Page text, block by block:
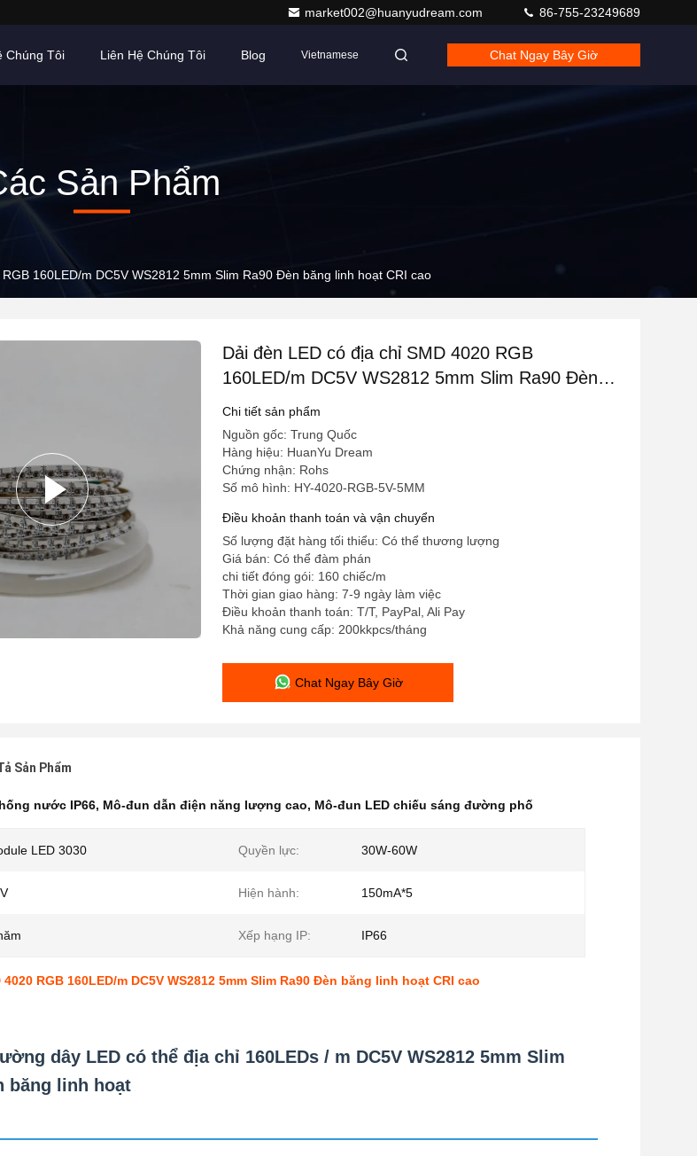
market002@huanyudream.com 86-755-23249689
Chúng Tôi Liên Hệ Chúng Tôi Blog Vietnamese Chat Ngay Bây Giờ
Sản Phẩm
160LED/m DC5V WS2812 5mm Slim Ra90 Đèn băng linh hoạt CRI cao
Dải đèn LED có địa chỉ SMD 4020 RGB
160LED/m DC5V WS2812 5mm Slim Ra90 Đèn
băng linh hoạt CRI cao
Chi tiết sản phẩm
Nguồn gốc: Trung Quốc
Hàng hiệu: HuanYu Dream
Chứng nhận: Rohs
Số mô hình: HY-4020-RGB-5V-5MM
Điều khoản thanh toán và vận chuyển
Số lượng đặt hàng tối thiểu: Có thể thương lượng
Giá bán: Có thể đàm phán
chi tiết đóng gói: 160 chiếc/m
Thời gian giao hàng: 7-9 ngày làm việc
Điều khoản thanh toán: T/T, PayPal, Ali Pay
Khả năng cung cấp: 200kkpcs/tháng
Chat Ngay Bây Giờ
Sản Phẩm
nước IP66, Mô-đun dẫn điện năng lượng cao, Mô-đun LED chiếu sáng đường phố
LED 3030 Quyền lực: 30W-60W
Hiện hành: 150mA*5
Xếp hạng IP: IP66
RGB 160LED/m DC5V WS2812 5mm Slim Ra90 Đèn băng linh hoạt CRI cao
dây LED có thể địa chỉ 160LEDs / m DC5V WS2812 5mm Slim
băng linh hoạt